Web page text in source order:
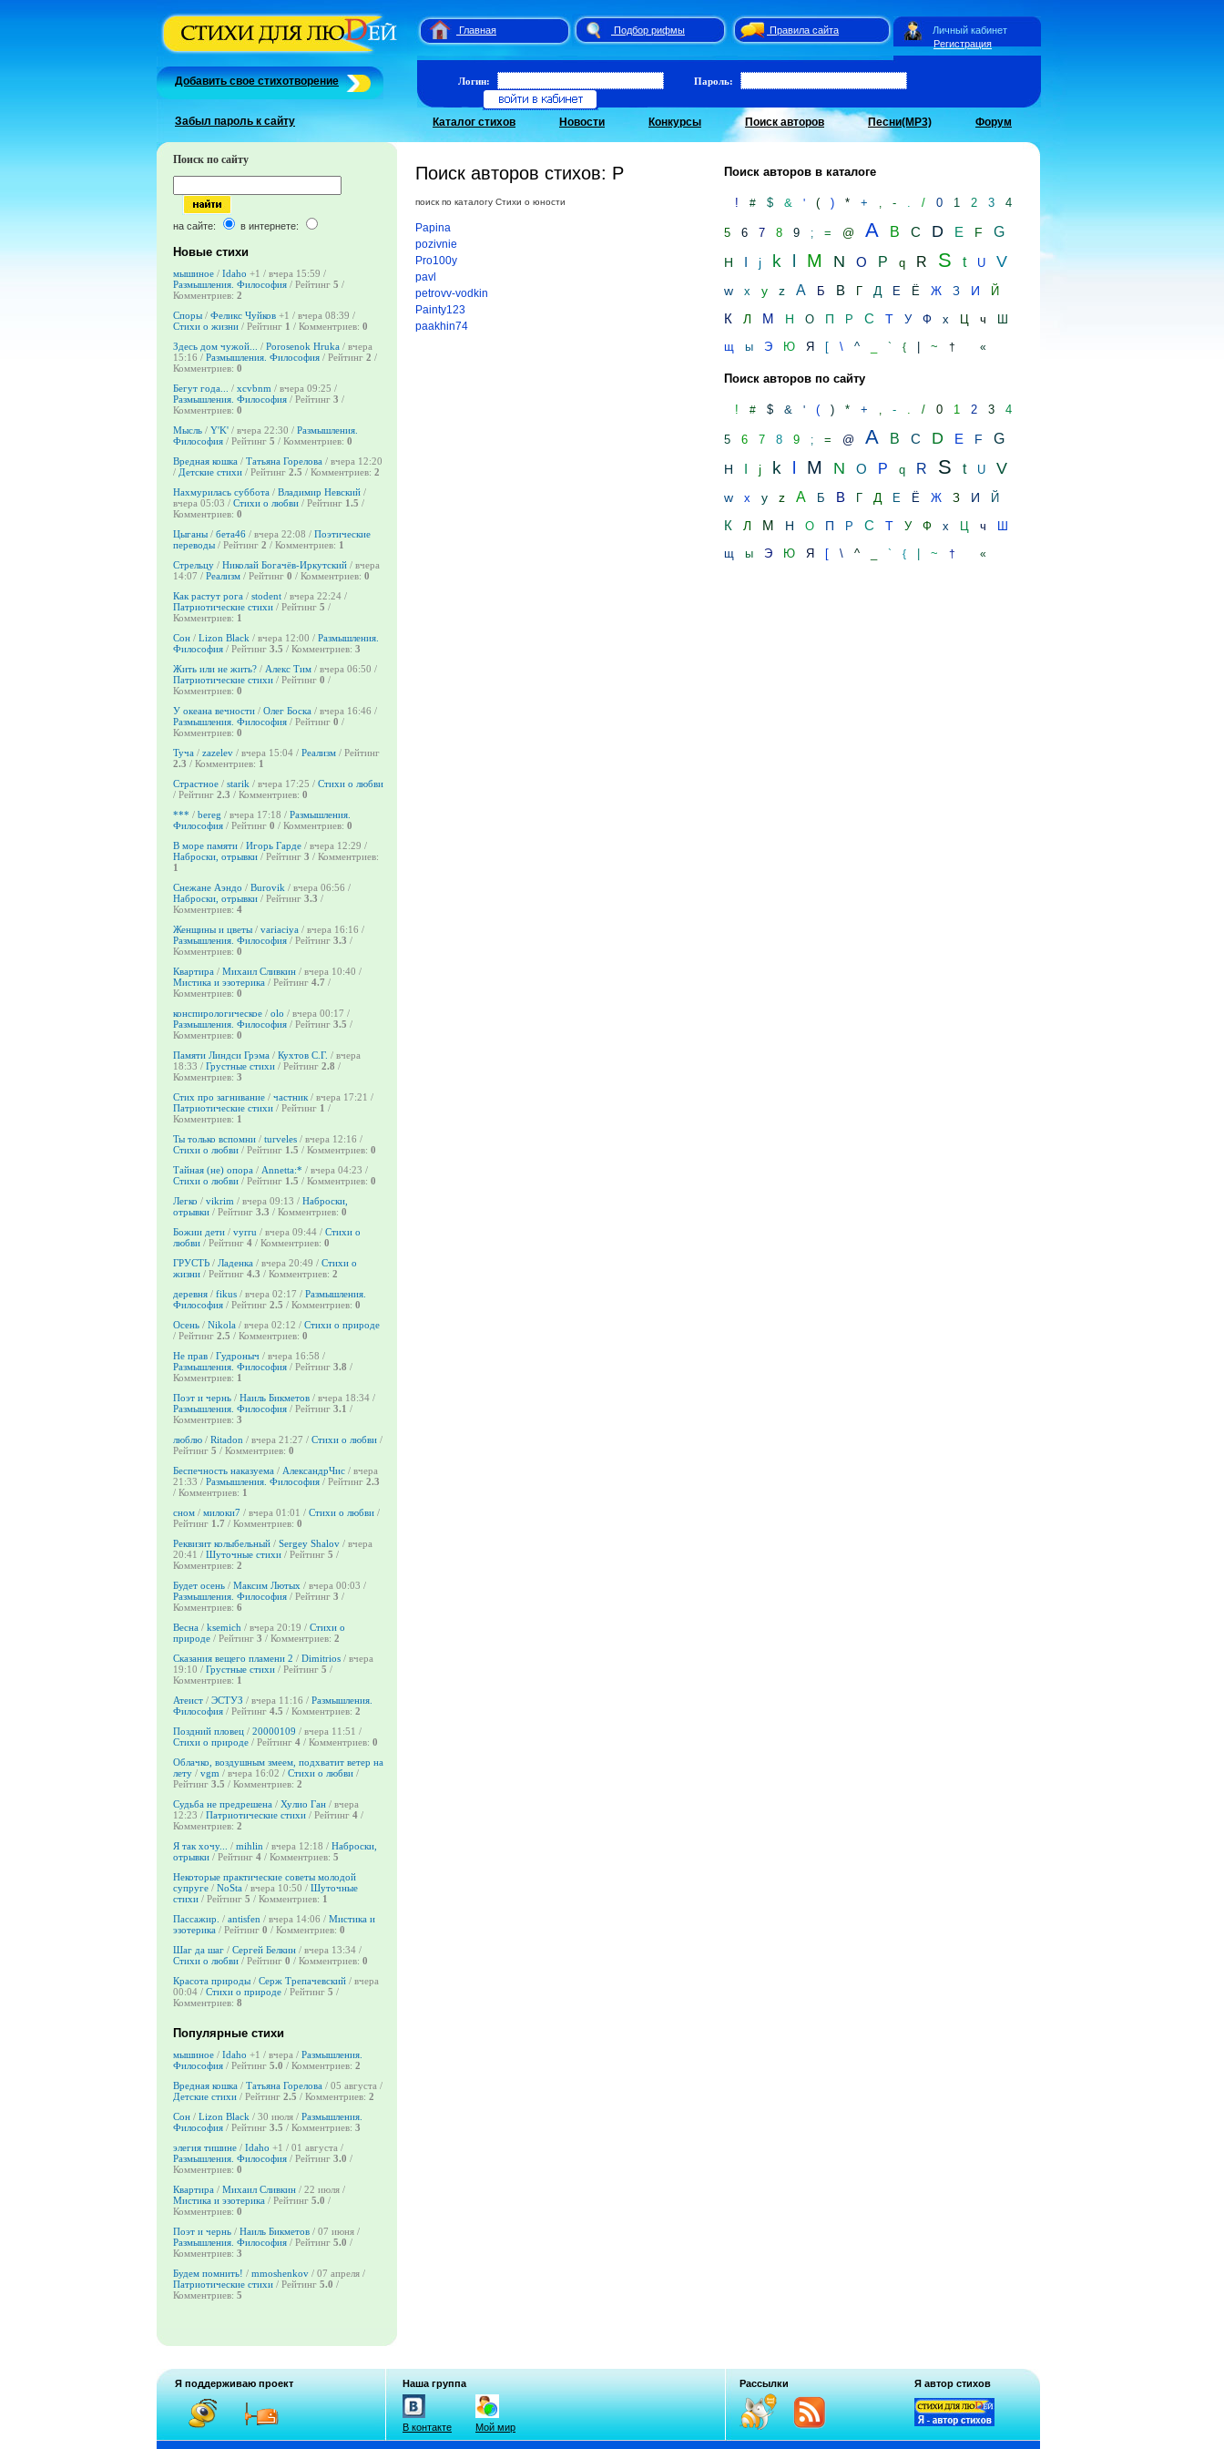
Главная Подбор рифмы
Правила сайта
Регистрация
Личный кабинет
Добавить свое стихотворение
Забыл пароль к сайту
Логин: Пароль:
Каталог стихов Новости Конкурсы Поиск авторов Песни(MP3) Форум
Поиск по сайту
на сайте: в интернете:
Новые стихи
мышиное / Idaho +1 / вчера 15:59 /
Размышления. Философия / Рейтинг 5 /
Комментриев: 2
Споры / Феликс Чуйков +1 / вчера 08:39 /
Стихи о жизни / Рейтинг 1 / Комментриев: 0
Здесь дом чужой...
/ Porosenok Hruka / вчера
15:16 / Размышления. Философия / Рейтинг 2 /
Комментриев: 0
Бегут года...
/ xcvbnm / вчера 09:25 /
Размышления. Философия / Рейтинг 3 /
Комментриев: 0
Мысль / Y'K' / вчера 22:30 / Размышления.
Философия / Рейтинг 5 / Комментриев: 0
Вредная кошка / Татьяна Горелова / вчера 12:20
/ Детские стихи / Рейтинг 2.5 / Комментриев: 2
Нахмурилась суббота / Владимир Невский /
вчера 05:03 / Стихи о любви / Рейтинг 1.5 /
Комментриев: 0
Цыганы / бета46 / вчера 22:08 / Поэтические
переводы / Рейтинг 2 / Комментриев: 1
Стрельцу / Николай Богачёв-Иркутский / вчера
14:07 / Реализм / Рейтинг 0 / Комментриев: 0
Как растут рога / stodent / вчера 22:24 /
Патриотические стихи / Рейтинг 5 /
Комментриев: 1
Сон / Lizon Black / вчера 12:00 / Размышления.
Философия / Рейтинг 3.5 / Комментриев: 3
Жить или не жить? / Алекс Тим / вчера 06:50 /
Патриотические стихи / Рейтинг 0 /
Комментриев: 0
У океана вечности / Олег Боска / вчера 16:46 /
Размышления. Философия / Рейтинг 0 /
Комментриев: 0
Туча / zazelev / вчера 15:04 / Реализм / Рейтинг
2.3 / Комментриев: 1
Страстное / starik / вчера 17:25 / Стихи о любви
/ Рейтинг 2.3 / Комментриев: 0
*** / bereg / вчера 17:18 / Размышления.
Философия / Рейтинг 0 / Комментриев: 0
В море памяти / Игорь Гарде / вчера 12:29 /
Наброски, отрывки / Рейтинг 3 / Комментриев:
1
Снежане Аэндо / Burovik / вчера 06:56 /
Наброски, отрывки / Рейтинг 3.3 /
Комментриев: 4
Женщины и цветы / variaciya / вчера 16:16 /
Размышления. Философия / Рейтинг 3.3 /
Комментриев: 0
Квартира / Михаил Сливкин / вчера 10:40 /
Мистика и эзотерика / Рейтинг 4.7 /
Комментриев: 0
конспирологическое / olo / вчера 00:17 /
Размышления. Философия / Рейтинг 3.5 /
Комментриев: 0
Памяти Линдси Грэма / Кухтов С.Г. / вчера
18:33 / Грустные стихи / Рейтинг 2.8 /
Комментриев: 3
Стих про загнивание / частник / вчера 17:21 /
Патриотические стихи / Рейтинг 1 /
Комментриев: 1
Ты только вспомни / turveles / вчера 12:16 /
Стихи о любви / Рейтинг 1.5 / Комментриев: 0
Тайная (не) опора / Annetta:* / вчера 04:23 /
Стихи о любви / Рейтинг 1.5 / Комментриев: 0
Легко / vikrim / вчера 09:13 / Наброски,
отрывки / Рейтинг 3.3 / Комментриев: 0
Божии дети / vyrru / вчера 09:44 / Стихи о
любви / Рейтинг 4 / Комментриев: 0
ГРУСТЬ / Ладенка / вчера 20:49 / Стихи о
жизни / Рейтинг 4.3 / Комментриев: 2
деревня / fikus / вчера 02:17 / Размышления.
Философия / Рейтинг 2.5 / Комментриев: 0
Осень / Nikola / вчера 02:12 / Стихи о природе
/ Рейтинг 2.5 / Комментриев: 0
Не прав / Гудроныч / вчера 16:58 /
Размышления. Философия / Рейтинг 3.8 /
Комментриев: 1
Поэт и чернь / Наиль Бикметов / вчера 18:34 /
Размышления. Философия / Рейтинг 3.1 /
Комментриев: 3
люблю / Ritadon / вчера 21:27 / Стихи о любви /
Рейтинг 5 / Комментриев: 0
Беспечность наказуема / АлександрЧис / вчера
21:33 / Размышления. Философия / Рейтинг 2.3
/ Комментриев: 1
сном / милоки7 / вчера 01:01 / Стихи о любви /
Рейтинг 1.7 / Комментриев: 0
Реквизит колыбельный / Sergey Shalov / вчера
20:41 / Шуточные стихи / Рейтинг 5 /
Комментриев: 2
Будет осень / Максим Лютых / вчера 00:03 /
Размышления. Философия / Рейтинг 3 /
Комментриев: 6
Весна / ksemich / вчера 20:19 / Стихи о
природе / Рейтинг 3 / Комментриев: 2
Сказания вещего пламени 2 / Dimitrios / вчера
19:10 / Грустные стихи / Рейтинг 5 /
Комментриев: 1
Атеист / ЭСТУЗ / вчера 11:16 / Размышления.
Философия / Рейтинг 4.5 / Комментриев: 2
Поздний пловец / 20000109 / вчера 11:51 /
Стихи о природе / Рейтинг 4 / Комментриев: 0
Облачко, воздушным змеем, подхватит ветер на
лету / vgm / вчера 16:02 / Стихи о любви /
Рейтинг 3.5 / Комментриев: 2
Судьба не предрешена / Хулио Ган / вчера
12:23 / Патриотические стихи / Рейтинг 4 /
Комментриев: 2
Я так хочу...
/ mihlin / вчера 12:18 / Наброски,
отрывки / Рейтинг 4 / Комментриев: 5
Некоторые практические советы молодой
супруге / NoSta / вчера 10:50 / Шуточные
стихи / Рейтинг 5 / Комментриев: 1
Пассажир. / antisfen / вчера 14:06 / Мистика и
эзотерика / Рейтинг 0 / Комментриев: 0
Шаг да шаг / Сергей Белкин / вчера 13:34 /
Стихи о любви / Рейтинг 0 / Комментриев: 0
Красота природы / Серж Трепачевский / вчера
00:04 / Стихи о природе / Рейтинг 5 /
Комментриев: 8
Популярные стихи
мышиное / Idaho +1 / вчера / Размышления.
Философия / Рейтинг 5.0 / Комментриев: 2
Вредная кошка / Татьяна Горелова / 05 августа /
Детские стихи / Рейтинг 2.5 / Комментриев: 2
Сон / Lizon Black / 30 июля / Размышления.
Философия / Рейтинг 3.5 / Комментриев: 3
элегия тишине / Idaho +1 / 01 августа /
Размышления. Философия / Рейтинг 3.0 /
Комментриев: 0
Квартира / Михаил Сливкин / 22 июля /
Мистика и эзотерика / Рейтинг 5.0 /
Комментриев: 0
Поэт и чернь / Наиль Бикметов / 07 июня /
Размышления. Философия / Рейтинг 5.0 /
Комментриев: 3
Будем помнить! / mmoshenkov / 07 апреля /
Патриотические стихи / Рейтинг 5.0 /
Комментриев: 5
Поиск авторов стихов: P
поиск по каталогу Стихи о юности
Papina
pozivnie
Pro100y
pavl
petrovv-vodkin
Painty123
paakhin74
Поиск авторов в каталоге
! # $ & ' ( ) * + , - . / 0 1 2 3 4
5 6 7 8 9 ; = @ A B C D E F G
H I j k M N O P q R S t U V
w x y z А Б В Г Д Е Ё Ж З И Й
К Л М Н О П Р С Т У Ф х Ц ч
Ш
щ
ы Э Ю Я [ \ ^ ` { ~ † «
Поиск авторов по сайту
! # $ & ' ( ) * + , - . / 0 1 2 3 4
5 6 7 8 9 ; = @ A B C D E F G
H I j k M N O P q R S t U V
w x y z А Б В Г Д Е Ё Ж З И Й
К Л М Н О П Р С Т У Ф х Ц ч
Ш
щ
ы Э Ю Я [ \ ^ ` { ~ † «
Я поддерживаю проект Наша группа
В контакте Мой мир
Рассылки Я автор стихов